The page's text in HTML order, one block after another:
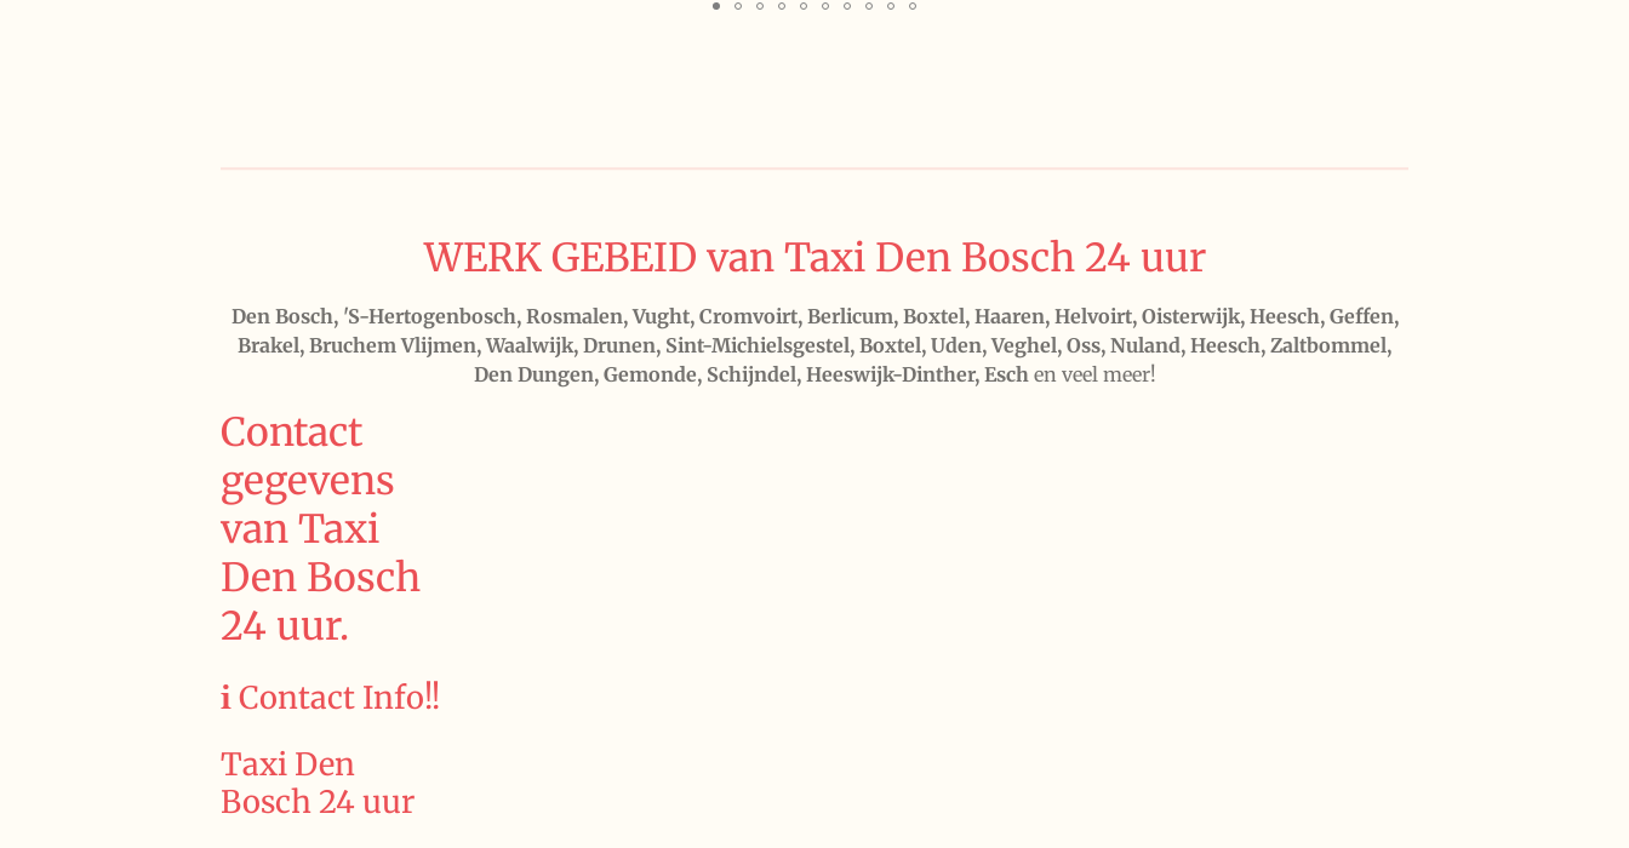
WERK GEBEID van Taxi Den Bosch 24 uur
Den Bosch, 'S-Hertogenbosch, Rosmalen, Vught, Cromvoirt, Berlicum, Boxtel, Haaren, Helvoirt, Oisterwijk, Heesch, Geffen,
Brakel, Bruchem Vlijmen, Waalwijk, Drunen, Sint-Michielsgestel, Boxtel, Uden, Veghel, Oss, Nuland, Heesch, Zaltbommel,
Den Dungen, Gemonde, Schijndel, Heeswijk-Dinther, Eschen veel meer!
Contact
gegevens
van Taxi
Den Bosch
24 uur.
ℹ️ Contact Info!!
Taxi Den
Bosch 24 uur